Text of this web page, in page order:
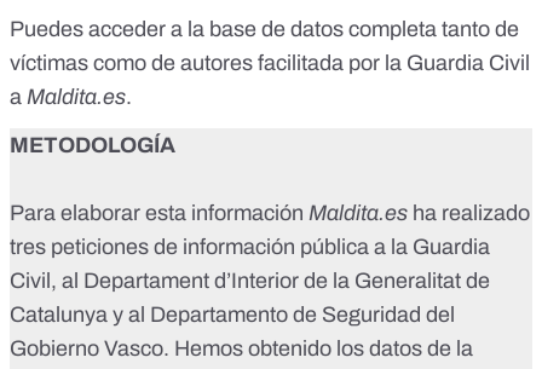
Puedes acceder a la base de datos completa tanto de
víctimas como de autores facilitada por la Guardia Civil
a Maldita.es.
METODOLOGÍA
Para elaborar esta información Maldita.es ha realizado
tres peticiones de información pública a la Guardia
Civil, al Departament d’Interior de la Generalitat de
Catalunya y al Departamento de Seguridad del
Gobierno Vasco. Hemos obtenido los datos de la